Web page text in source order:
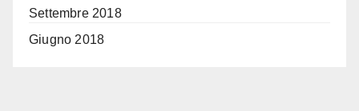
Settembre 2018
Giugno 2018